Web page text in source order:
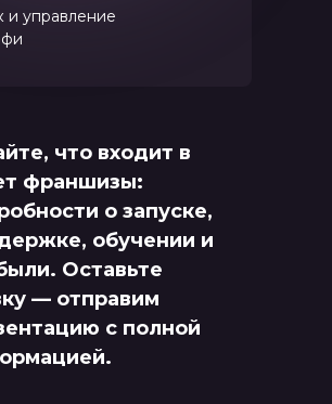
что входит в
франшизы:
о запуске,
обучении и
Оставьте
— отправим
с полной
и управление